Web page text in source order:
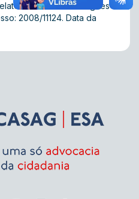
Dr. Nelson Rodrigues
2008/11124. Data da